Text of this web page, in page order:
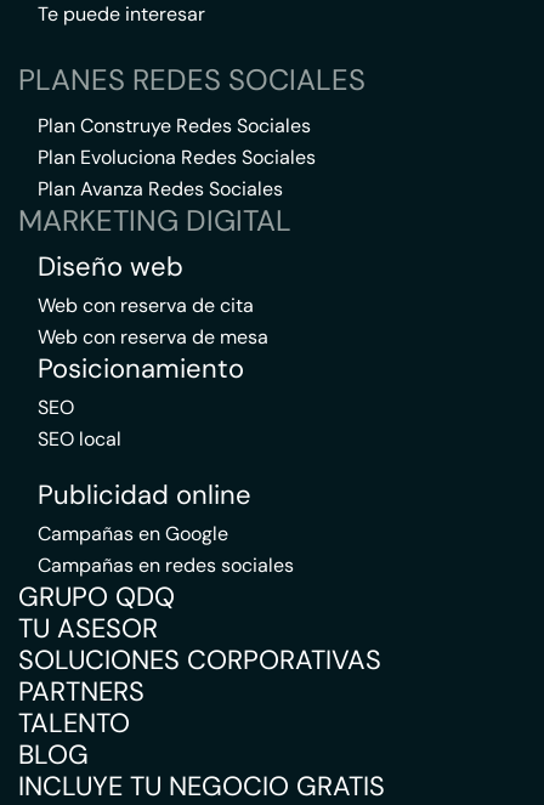
Te puede interesar
PLANES REDES SOCIALES
Plan Construye Redes Sociales
Plan Evoluciona Redes Sociales
Plan Avanza Redes Sociales
MARKETING DIGITAL
Diseño web
Web con reserva de cita
Web con reserva de mesa
Posicionamiento
SEO
SEO local
Publicidad online
Campañas en Google
Campañas en redes sociales
GRUPO QDQ
TU ASESOR
SOLUCIONES CORPORATIVAS
PARTNERS
TALENTO
BLOG
INCLUYE TU NEGOCIO GRATIS